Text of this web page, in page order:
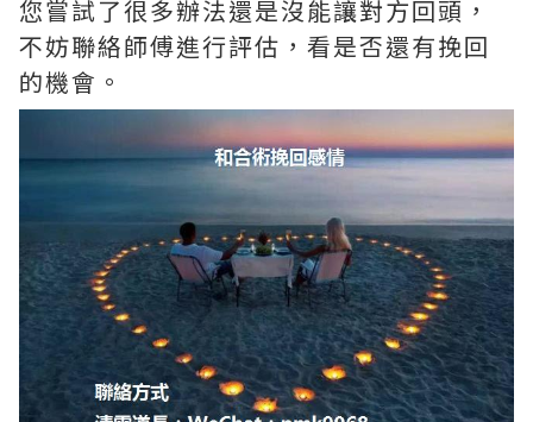
您嘗試了很多辦法還是沒能讓對方回頭，
不妨聯絡師傅進行評估，看是否還有挽回
的機會。